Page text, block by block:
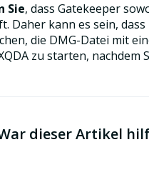
Sie, dass Gatekeeper
Daher kann es sein,
die DMG-Datei mit
zu starten,
dieser Artikel